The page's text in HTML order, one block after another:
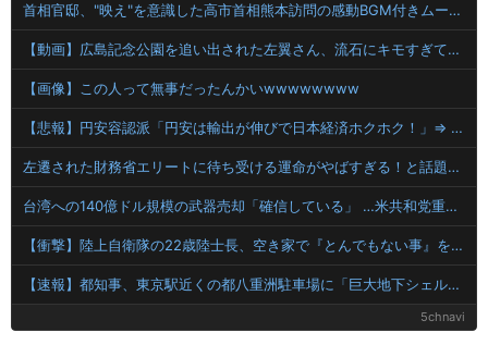
首相官邸、"映え"を意識した高市首相熊本訪問の感動BGM付きムービーを投稿「全部が全部ありがたかったです」
【動画】広島記念公園を追い出された左翼さん、流石にキモすぎて炎上
【画像】この人って無事だったんかいwwwwwwww
【悲報】円安容認派「円安は輸出が伸びで日本経済ホクホク！」⇒ 世界に売る物が無さすぎて輸出額で韓国に惨敗・・・
左遷された財務省エリートに待ち受ける運命がやばすぎる！と話題に、経歴自体はとんでもないものだが……
台湾への140億ドル規模の武器売却「確信している」 …米共和党重鎮、マコール議員が表明！
【衝撃】陸上自衛隊の22歳陸士長、空き家で『とんでもない事』をしてしまう！！！！！
【速報】都知事、東京駅近くの都八重洲駐車場に「巨大地下シェルター」整備を正式表明
5chnavi